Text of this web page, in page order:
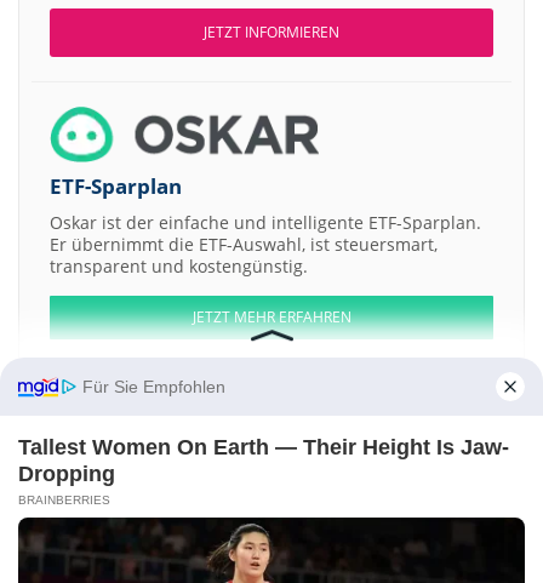
JETZT INFORMIEREN
ETF-Sparplan
Oskar ist der einfache und intelligente ETF-Sparplan.
Er übernimmt die ETF-Auswahl, ist steuersmart,
transparent und kostengünstig.
JETZT MEHR ERFAHREN
Aktien ATX DAX EuroStoxx 50 Dow Jones NASDAQ 100 Nikkei 225
Weitere Aktien:
Goldman Sachs Mediaset Stork Semotus Solutions Hennes &
Mauritz AB
Für Sie Empfohlen
Tallest Women On Earth — Their Height Is Jaw-
Dropping
BRAINBERRIES